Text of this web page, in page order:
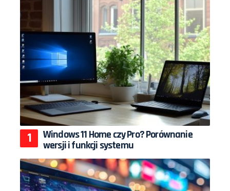
Windows 11 Home czy Pro? Porównanie
wersji i funkcji systemu